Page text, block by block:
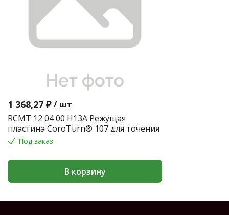
1 368,27 ₽ / шт
RCMT 12 04 00 H13A Режущая
пластина CoroTurn® 107 для точения
Под заказ
В корзину